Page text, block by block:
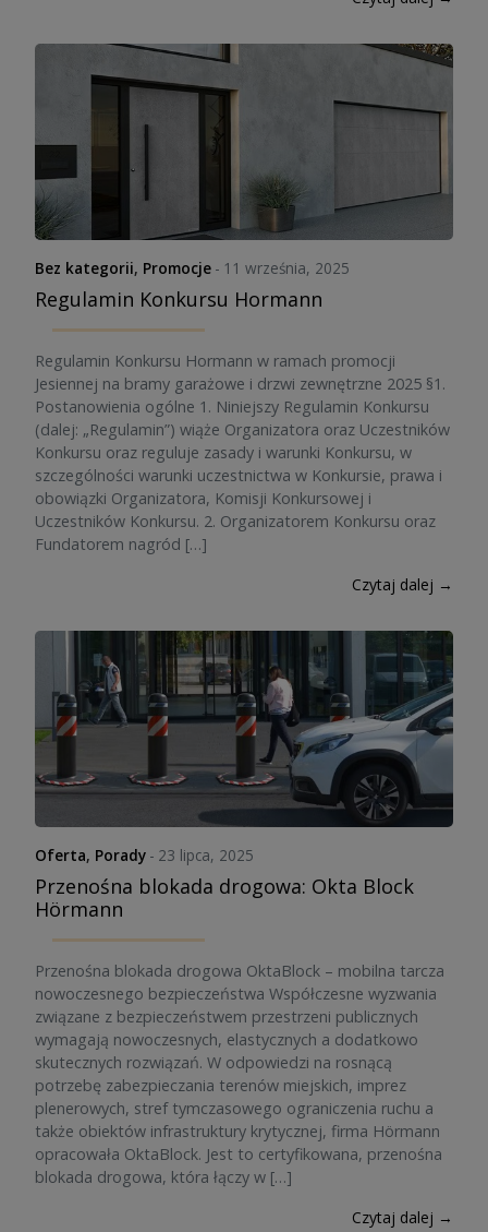
Bez kategorii, Promocje - 11 września, 2025
Regulamin Konkursu Hormann
Regulamin Konkursu Hormann w ramach promocji
Jesiennej na bramy garażowe i drzwi zewnętrzne 2025 §1.
Postanowienia ogólne 1. Niniejszy Regulamin Konkursu
(dalej: „Regulamin”) wiąże Organizatora oraz Uczestników
Konkursu oraz reguluje zasady i warunki Konkursu, w
szczególności warunki uczestnictwa w Konkursie, prawa i
obowiązki Organizatora, Komisji Konkursowej i
Uczestników Konkursu. 2. Organizatorem Konkursu oraz
Fundatorem nagród […]
Czytaj dalej →
Oferta, Porady - 23 lipca, 2025
Przenośna blokada drogowa: Okta Block
Hörmann
Przenośna blokada drogowa OktaBlock – mobilna tarcza
nowoczesnego bezpieczeństwa Współczesne wyzwania
związane z bezpieczeństwem przestrzeni publicznych
wymagają nowoczesnych, elastycznych a dodatkowo
skutecznych rozwiązań. W odpowiedzi na rosnącą
potrzebę zabezpieczania terenów miejskich, imprez
plenerowych, stref tymczasowego ograniczenia ruchu a
także obiektów infrastruktury krytycznej, firma Hörmann
opracowała OktaBlock. Jest to certyfikowana, przenośna
blokada drogowa, która łączy w […]
Czytaj dalej →